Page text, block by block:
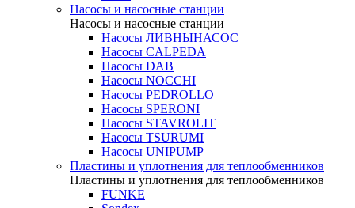
Насосы и насосные станции
Насосы и насосные станции
Насосы ЛИВНЫНАСОС
Насосы CALPEDA
Насосы DAB
Насосы NOCCHI
Насосы PEDROLLO
Насосы SPERONI
Насосы STAVROLIT
Насосы TSURUMI
Насосы UNIPUMP
Пластины и уплотнения для теплообменников
Пластины и уплотнения для теплообменников
FUNKE